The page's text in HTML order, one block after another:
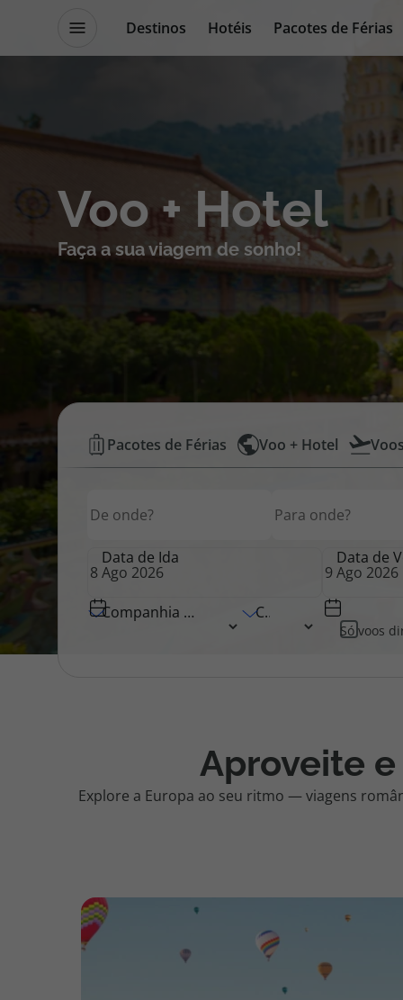
Destinos Hotéis Pacotes de Férias
Voos
Pacotes de Férias
Disneyland ® Paris
Cruzeiros
Cheque
Blog
Voo + Hotel
Faça a sua viagem de sonho!
Voos
Low
Cost
+
Hotel
|
Pacotes de Férias Voo + Hotel
Data de Ida Data de
Companhia Aérea Classe
Só voos
Aproveite e
Explore a Europa ao seu ritmo — viagens